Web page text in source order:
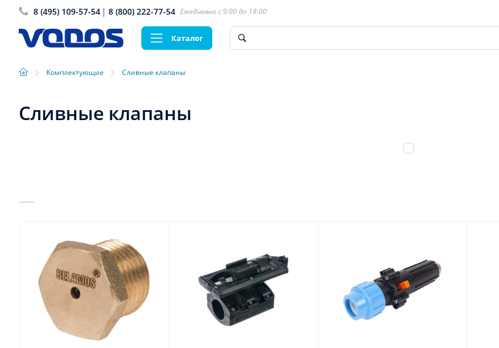
8 (495) 109-57-54 8 (800) 222-77-54 Ежедневно с 9:00 до 18:00
Каталог
› Комплектующие › Сливные клапаны
Сливные клапаны